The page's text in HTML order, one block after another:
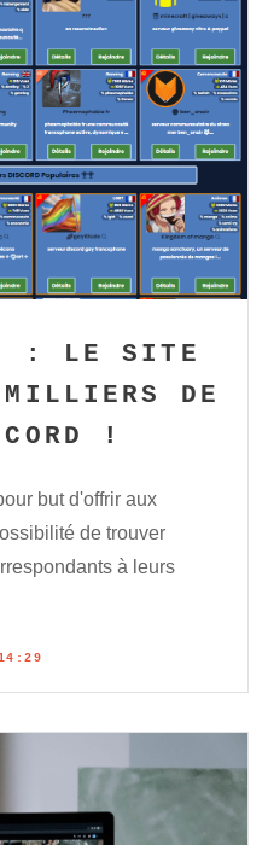
: LE SITE
DE
!
but d'offrir aux
de trouver
à leurs